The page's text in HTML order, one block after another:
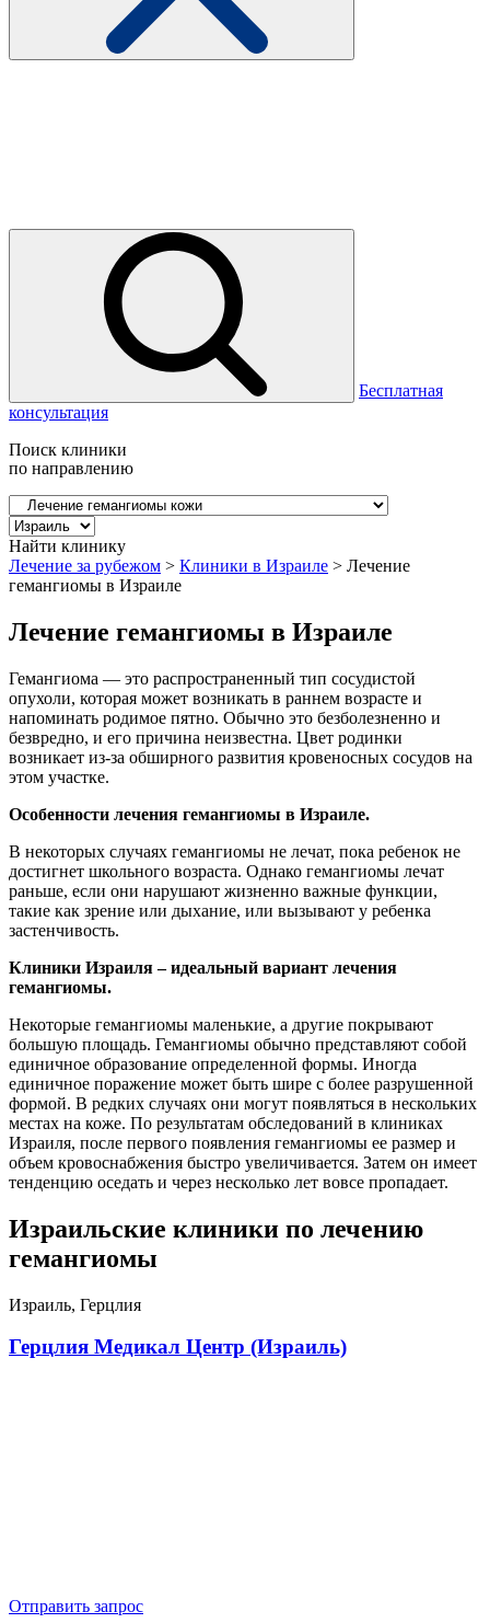
Бесплатная
консультация
Поиск клиники
по направлению
Найти клинику
Лечение за рубежом > Клиники в Израиле > Лечение
гемангиомы в Израиле
Лечение гемангиомы в Израиле
Гемангиома — это распространенный тип сосудистой
опухоли, которая может возникать в раннем возрасте и
напоминать родимое пятно. Обычно это безболезненно и
безвредно, и его причина неизвестна. Цвет родинки
возникает из-за обширного развития кровеносных сосудов на
этом участке.
Особенности лечения гемангиомы в Израиле.
В некоторых случаях гемангиомы не лечат, пока ребенок не
достигнет школьного возраста. Однако гемангиомы лечат
раньше, если они нарушают жизненно важные функции,
такие как зрение или дыхание, или вызывают у ребенка
застенчивость.
Клиники Израиля – идеальный вариант лечения
гемангиомы.
Некоторые гемангиомы маленькие, а другие покрывают
большую площадь. Гемангиомы обычно представляют собой
единичное образование определенной формы. Иногда
единичное поражение может быть шире с более разрушенной
формой. В редких случаях они могут появляться в нескольких
местах на коже. По результатам обследований в клиниках
Израиля, после первого появления гемангиомы ее размер и
объем кровоснабжения быстро увеличивается. Затем он имеет
тенденцию оседать и через несколько лет вовсе пропадает.
Израильские клиники по лечению
гемангиомы
Израиль, Герцлия
Герцлия Медикал Центр (Израиль)
Отправить запрос